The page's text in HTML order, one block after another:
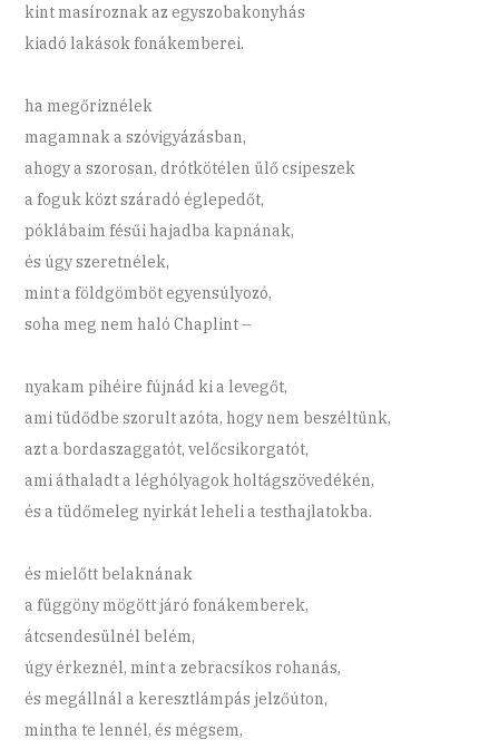
kint masíroznak az egyszobakonyhás
kiadó lakások fonákemberei.
ha megőriznélek
magamnak a szóvigyázásban,
ahogy a szorosan, drótkötélen ülő csipeszek
a foguk közt száradó églepedőt,
póklábaim fésűi hajadba kapnának,
és úgy szeretnélek,
mint a földgömböt egyensúlyozó,
soha meg nem haló Chaplint –
nyakam pihéire fújnád ki a levegőt,
ami tüdődbe szorult azóta, hogy nem beszéltünk,
azt a bordaszaggatót, velőcsikorgatót,
ami áthaladt a léghólyagok holtágszövedékén,
és a tüdőmeleg nyirkát leheli a testhajlatokba.
és mielőtt belaknának
a függöny mögött járó fonákemberek,
átcsendesülnél belém,
úgy érkeznél, mint a zebracsíkos rohanás,
és megállnál a keresztlámpás jelzőúton,
mintha te lennél, és mégsem,